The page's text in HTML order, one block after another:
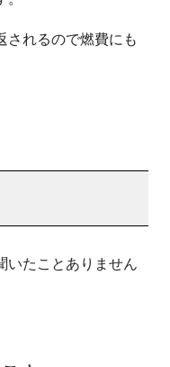
されるので燃費にも
いたことありません